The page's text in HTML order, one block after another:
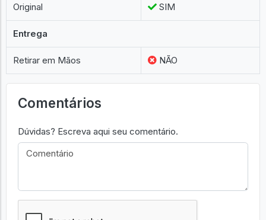
Original SIM
Entrega
Retirar em Mãos NÃO
Comentários
Dúvidas? Escreva aqui seu comentário.